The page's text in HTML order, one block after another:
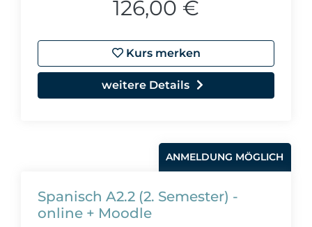
126,00 €
Kurs merken
weitere Details
ANMELDUNG MÖGLICH
Spanisch A2.2 (2. Semester) -
online + Moodle